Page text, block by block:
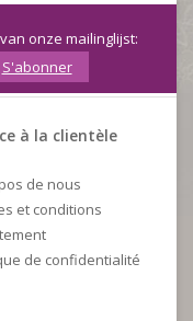
onze mailinglijst:
S'abonner
à la clientèle
de nous
et conditions
de confidentialité